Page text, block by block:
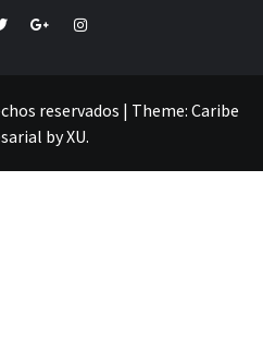
Google+Instagram
reservados | Theme: Caribe
byXU.